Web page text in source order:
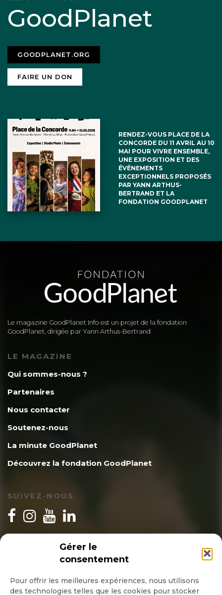
Gérer le
consentement
Pour offrir les meilleures expériences, nous utilisons
des technologies telles que les cookies pour stocker
GoodPlanet
GOODPLANET.ORG
FAIRE UN DON
RENDEZ-VOUS PLACE DE LA
CONCORDE DU 11 AVRIL AU 10
MAI POUR VIVRE ENSEMBLE,
UNE EXPOSITION ET DES
ÉVÉNEMENTS
EXCEPTIONNELS PROPOSÉS
PAR YANN ARTHUS-
BERTRAND ET LA
FONDATION GOODPLANET
Le magazine GoodPlanet Info est un projet de la fondation
GoodPlanet, dirigée par Yann Arthus-Bertrand
LE MAGAZINE
Qui sommes-nous ?
Partenaires
Nous contacter
Soutenez-nous
La minute GoodPlanet
Découvrez la fondation GoodPlanet
SUIVEZ-NOUS
INSCRIPTION NEWSLETTER